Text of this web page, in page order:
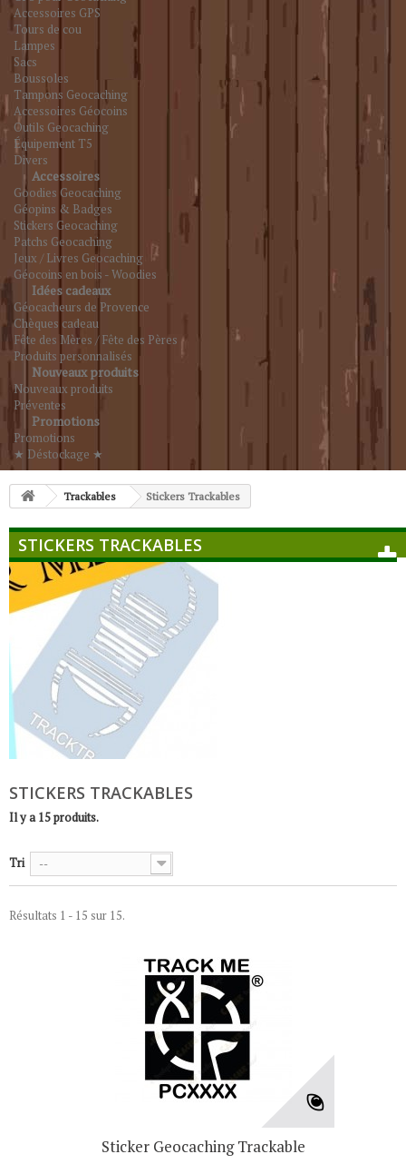
Accessoires GPS
Tours de cou
Lampes
Sacs
Boussoles
Tampons Geocaching
Accessoires Géocoins
Outils Geocaching
Équipement T5
Divers
Accessoires
Goodies Geocaching
Géopins & Badges
Stickers Geocaching
Patchs Geocaching
Jeux / Livres Geocaching
Géocoins en bois - Woodies
Idées cadeaux
Géocacheurs de Provence
Chèques cadeau
Fête des Mères / Fête des Pères
Produits personnalisés
Nouveaux produits
Nouveaux produits
Préventes
Promotions
Promotions
★ Déstockage ★
Trackables Stickers Trackables
STICKERS TRACKABLES
STICKERS TRACKABLES
Il y a 15 produits.
Tri --
Résultats 1 - 15 sur 15.
Sticker Geocaching Trackable